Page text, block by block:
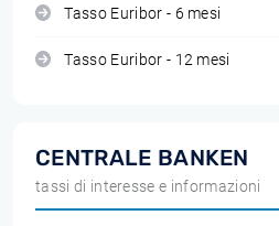
Tasso Euribor - 6 mesi
Tasso Euribor - 12 mesi
CENTRALE BANKEN
tassi di interesse e informazioni